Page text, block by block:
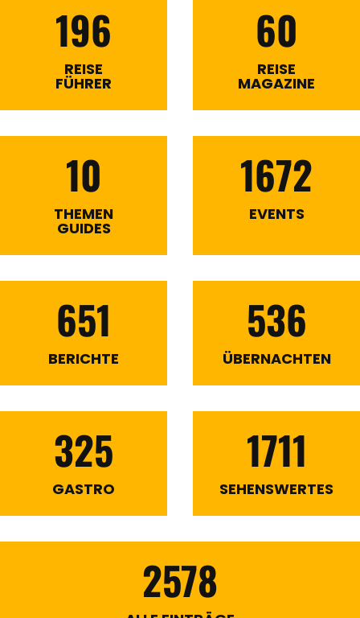
196
REISE
FÜHRER
60
REISE
MAGAZINE
10
THEMEN
GUIDES
1672
EVENTS
651
BERICHTE
536
ÜBERNACHTEN
325
GASTRO
1711
SEHENSWERTES
2578